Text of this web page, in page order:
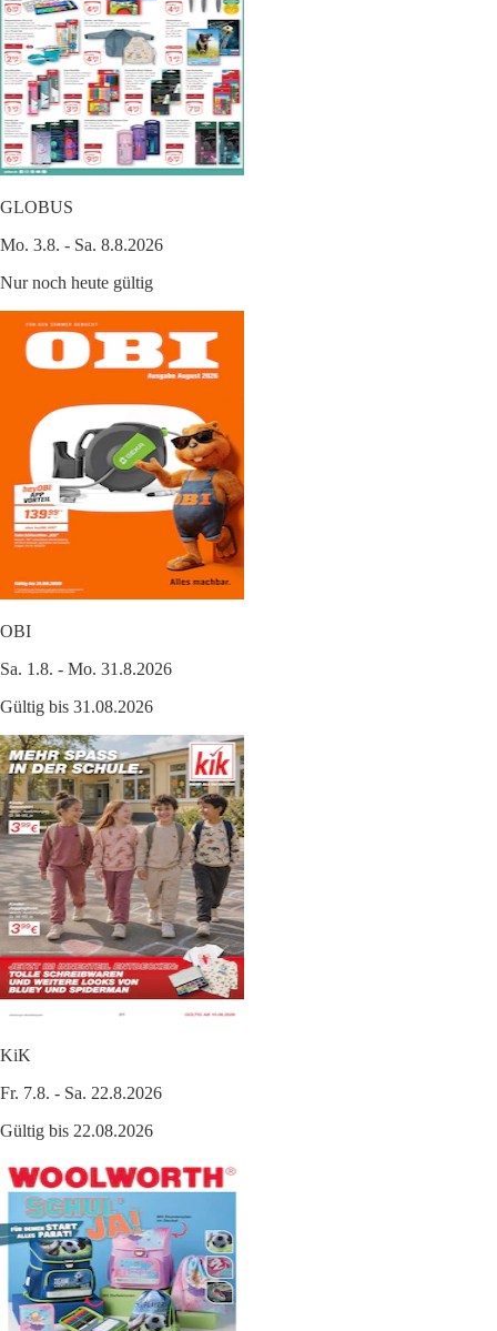
GLOBUS
Mo. 3.8. - Sa. 8.8.2026
Nur noch heute gültig
OBI
Sa. 1.8. - Mo. 31.8.2026
Gültig bis 31.08.2026
KiK
Fr. 7.8. - Sa. 22.8.2026
Gültig bis 22.08.2026